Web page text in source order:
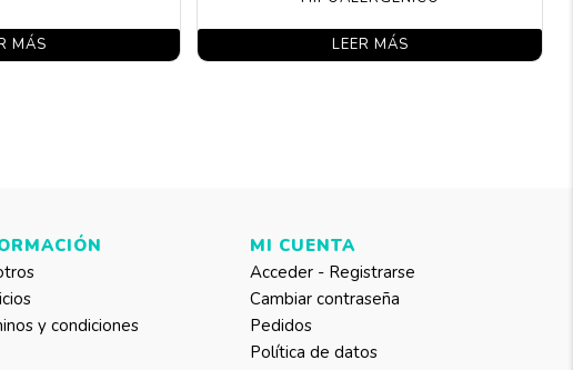
MÁS LEER MÁS
y condiciones
MI CUENTA
Acceder - Registrarse
Cambiar contraseña
Pedidos
Política de datos